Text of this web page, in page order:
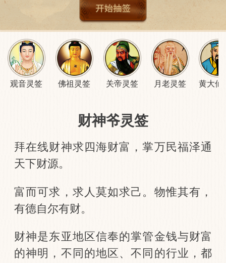
观音灵签 佛祖灵签 关帝灵签 月老灵签 黄大仙
财神爷灵签
拜在线财神求四海财富，掌万民福泽通
天下财源。
富而可求，求人莫如求己。物惟其有，
有德自尔有财。
财神是东亚地区信奉的掌管金钱与财富
的神明，不同的地区、不同的行业，都